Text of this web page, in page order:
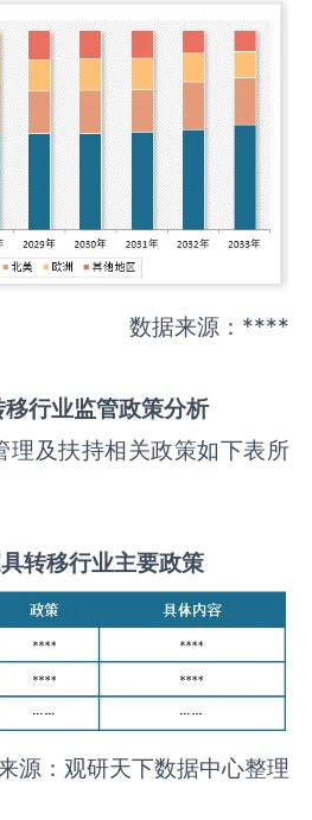
数据来源：****
移行业监管政策分析
理及扶持相关政策如下表所
转移行业主要政策
源：观研天下数据中心整理